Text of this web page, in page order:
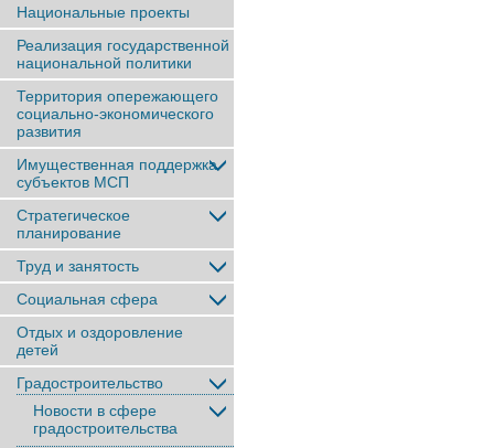
Национальные проекты
Реализация государственной
национальной политики
Территория опережающего
социально-экономического
развития
Имущественная поддержка
субъектов МСП
Стратегическое
планирование
Труд и занятость
Социальная сфера
Отдых и оздоровление
детей
Градостроительство
Новости в сфере
градостроительства